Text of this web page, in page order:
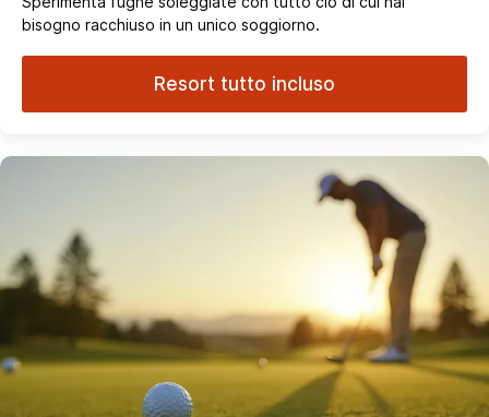
bisogno racchiuso in un unico soggiorno.
Resort tutto incluso